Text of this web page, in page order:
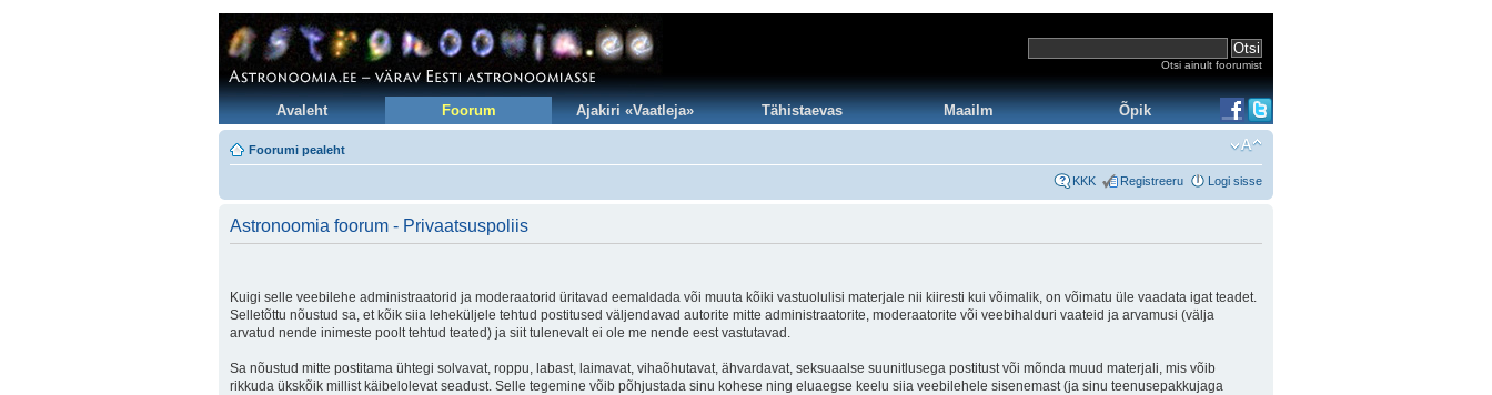
Otsi ainult foorumist
Avaleht Foorum Ajakiri «Vaatleja» Tähistaevas Maailm Õpik
Foorumi pealeht
KKK Registreeru Logi sisse
Astronoomia foorum - Privaatsuspoliis
Kuigi selle veebilehe administraatorid ja moderaatorid üritavad eemaldada või muuta kõiki vastuolulisi materjale nii kiiresti kui võimalik, on võimatu üle vaadata igat teadet.
Selletõttu nõustud sa, et kõik siia leheküljele tehtud postitused väljendavad autorite mitte administraatorite, moderaatorite või veebihalduri vaateid ja arvamusi (välja
arvatud nende inimeste poolt tehtud teated) ja siit tulenevalt ei ole me nende eest vastutavad.
Sa nõustud mitte postitama ühtegi solvavat, roppu, labast, laimavat, vihaõhutavat, ähvardavat, seksuaalse suunitlusega postitust või mõnda muud materjali, mis võib
rikkuda ükskõik millist käibelolevat seadust. Selle tegemine võib põhjustada sinu kohese ning eluaegse keelu siia veebilehele sisenemast (ja sinu teenusepakkujaga